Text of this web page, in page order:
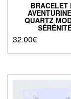
BRACELET
QUARTZ
32.00€